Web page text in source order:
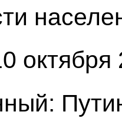
октября